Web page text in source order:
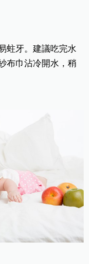
蛀牙。建議吃完水
布巾沾冷開水，稍